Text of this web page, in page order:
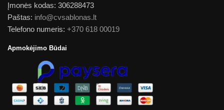
Įmonės kodas: 306288473
Paštas: info@cvsablonas.lt
Telefono numeris: +370 618 00019
Apmokėjimo Būdai